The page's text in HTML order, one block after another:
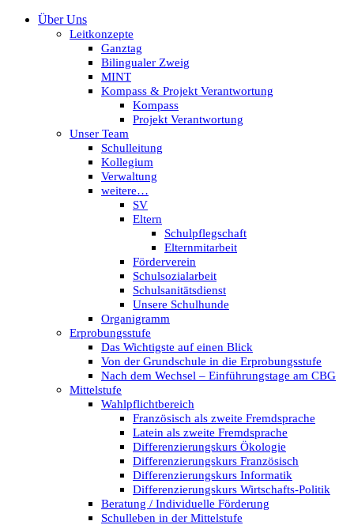
Über Uns
Leitkonzepte
Ganztag
Bilingualer Zweig
MINT
Kompass & Projekt Verantwortung
Kompass
Projekt Verantwortung
Unser Team
Schulleitung
Kollegium
Verwaltung
weitere…
SV
Eltern
Schulpflegschaft
Elternmitarbeit
Förderverein
Schulsozialarbeit
Schulsanitätsdienst
Unsere Schulhunde
Organigramm
Erprobungsstufe
Das Wichtigste auf einen Blick
Von der Grundschule in die Erprobungsstufe
Nach dem Wechsel – Einführungstage am CBG
Mittelstufe
Wahlpflichtbereich
Französisch als zweite Fremdsprache
Latein als zweite Fremdsprache
Differenzierungskurs Ökologie
Differenzierungskurs Französisch
Differenzierungskurs Informatik
Differenzierungskurs Wirtschafts-Politik
Beratung / Individuelle Förderung
Schulleben in der Mittelstufe